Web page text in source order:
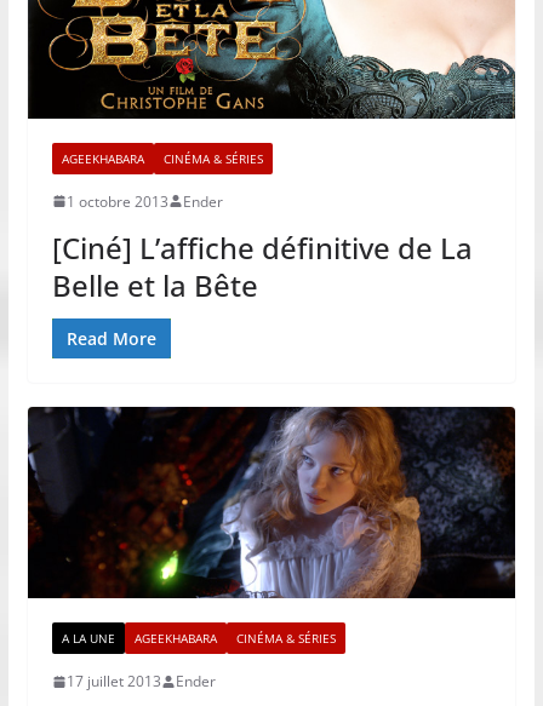
AGEEKHABARA CINÉMA & SÉRIES
1 octobre 2013 Ender
[Ciné] L’affiche définitive de La
Belle et la Bête
Read More
A LA UNE AGEEKHABARA CINÉMA & SÉRIES
17 juillet 2013 Ender